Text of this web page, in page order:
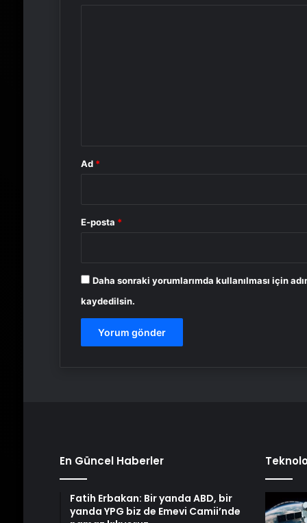
Ad *
E-posta *
Daha sonraki yorumlarımda kullanılması için
kaydedilsin.
En Güncel Haberler
Fatih Erbakan: Bir yanda ABD, bir
yanda YPG biz de Emevi Camii’nde